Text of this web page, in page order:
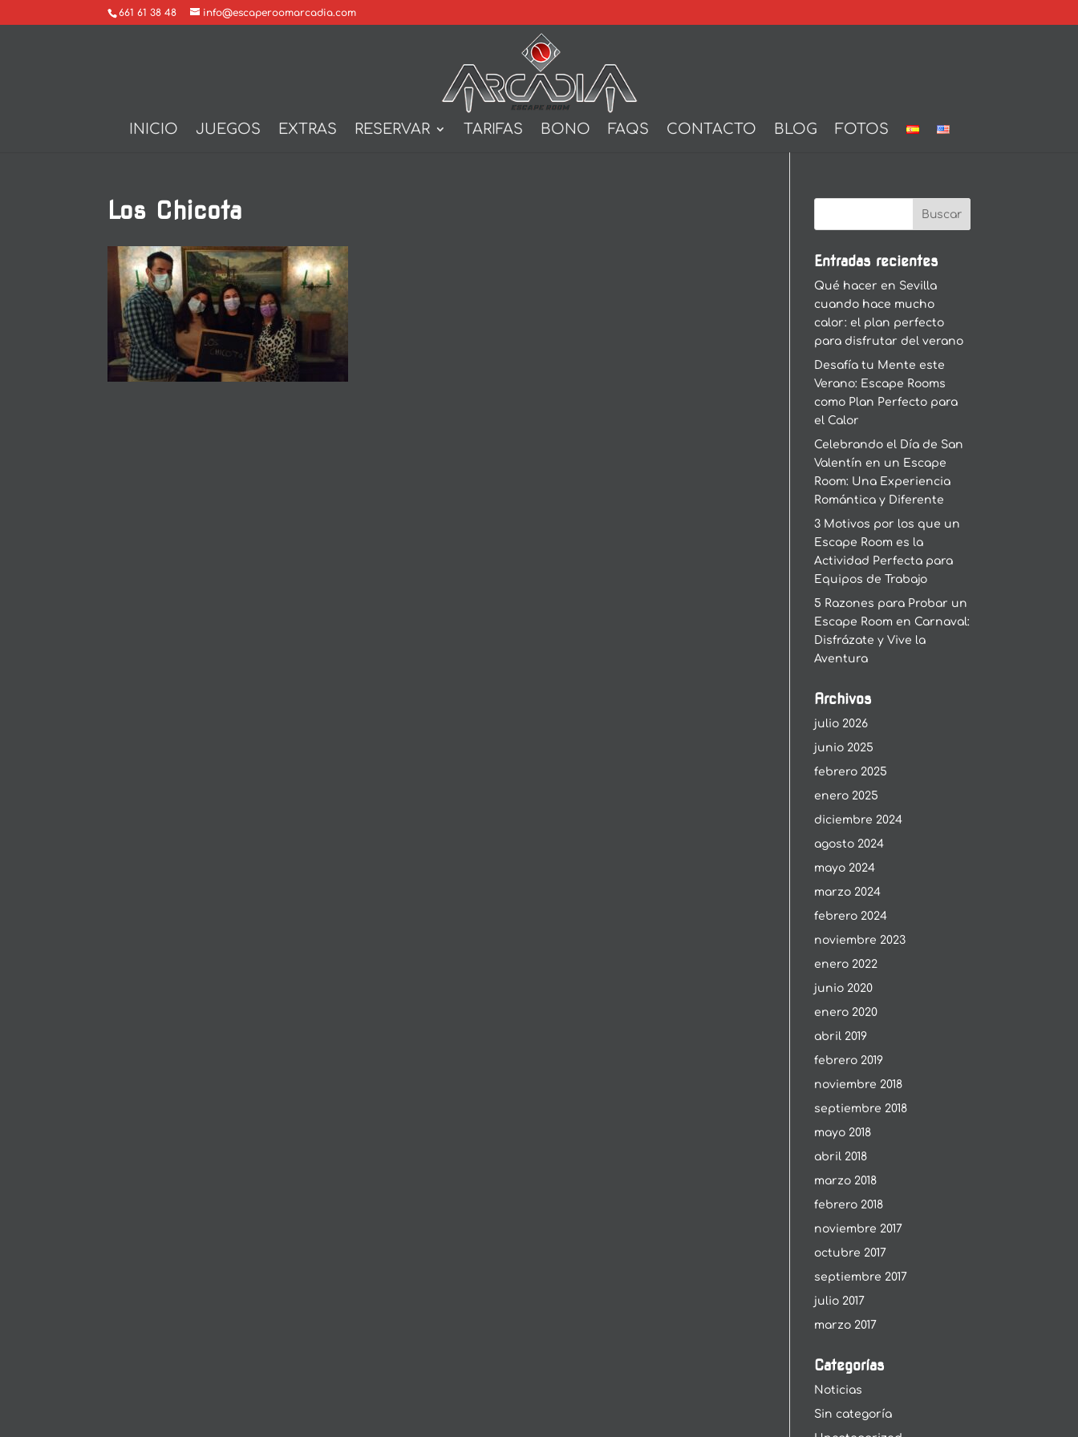
661 61 38 48 info@escaperoomarcadia.com
INICIO JUEGOS EXTRAS RESERVAR TARIFAS BONO FAQS CONTACTO BLOG FOTOS
Los Chicota
Entradas recientes
Qué hacer en Sevilla
cuando hace mucho
calor: el plan perfecto
para disfrutar del verano
Desafía tu Mente este
Verano: Escape Rooms
como Plan Perfecto para
el Calor
Celebrando el Día de San
Valentín en un Escape
Room: Una Experiencia
Romántica y Diferente
3 Motivos por los que un
Escape Room es la
Actividad Perfecta para
Equipos de Trabajo
5 Razones para Probar un
Escape Room en Carnaval:
Disfrázate y Vive la
Aventura
Archivos
julio 2026
junio 2025
febrero 2025
enero 2025
diciembre 2024
agosto 2024
mayo 2024
marzo 2024
febrero 2024
noviembre 2023
enero 2022
junio 2020
enero 2020
abril 2019
febrero 2019
noviembre 2018
septiembre 2018
mayo 2018
abril 2018
marzo 2018
febrero 2018
noviembre 2017
octubre 2017
septiembre 2017
julio 2017
marzo 2017
Categorías
Noticias
Sin categoría